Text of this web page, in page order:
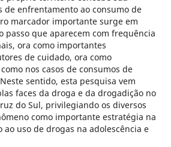
de enfrentamento ao consumo de
marcador importante surge em
passo que aparecem com frequência
ora como importantes
de cuidado, ora como
nos casos de consumos de
sentido, esta pesquisa vem
faces da droga e da drogadição no
do Sul, privilegiando os diversos
como importante estratégia na
ao uso de drogas na adolescência e